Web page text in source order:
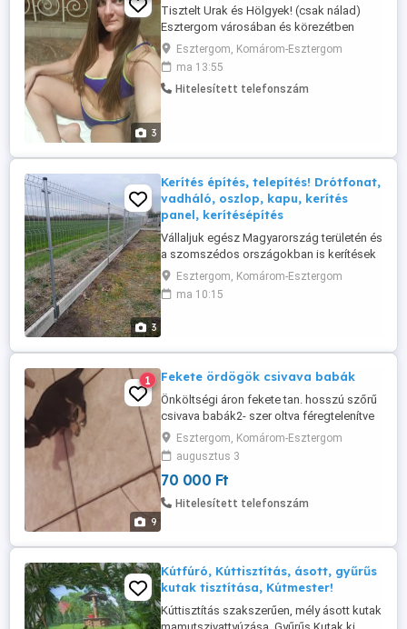
3
Tisztelt Urak és Hölgyek! (csak nálad)
Esztergom városában és körezétben
meglátogatlak egy relax vagy erősebb
masszázsra! Füstölők és illatgyertyák
mámorában megbabonázom a tested és
lelked! Tőlem igazán nyugodt és stressz
Esztergom, Komárom-Esztergom
ma 13:55
Hitelesített telefonszám
3
Kerítés építés, telepítés! Drótfonat,
vadháló, oszlop, kapu, kerítés
panel, kerítésépítés
Vállaljuk egész Magyarország területén és
a szomszédos országokban is kerítések
építését. Keressen minket bizalommal!
Esztergom, Komárom-Esztergom
ma 10:15
9
1 Fekete ördögök csivava babák
Önköltségi áron fekete tan. hosszú szőrű
csivava babák2- szer oltva féregtelenítve
chipel ellátva adásvételi és garancia
szerződéssel számlával felírszámmal
kezdőtáppal szocializálva azonnal
költözhető. Csodálatos eleven játékos kis
társaság. 3 lány 1 fiúcska. A képek nem a
Esztergom, Komárom-Esztergom
augusztus 3
70 000 Ft
Hitelesített telefonszám
Kútfúró, Kúttisztítás, ásott, gyűrűs
kutak tisztítása, Kútmester!
Kúttisztítás szakszerűen, mély ásott kutak